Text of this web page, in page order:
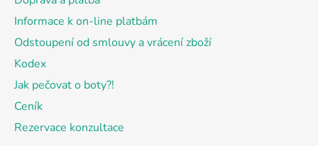
Informace k on-line platbám
Odstoupení od smlouvy a vrácení zboží
Kodex
Jak pečovat o boty?!
Ceník
Rezervace konzultace